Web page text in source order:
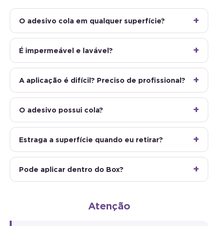
O adesivo cola em qualquer superfície?
É impermeável e lavável?
A aplicação é difícil? Preciso de profissional?
O adesivo possui cola?
Estraga a superfície quando eu retirar?
Pode aplicar dentro do Box?
Atenção